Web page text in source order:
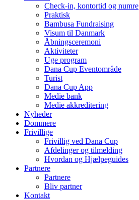
Check-in, kontortid og numre
Praktisk
Bambusa Fundraising
Visum til Danmark
Åbningsceremoni
Aktiviteter
Uge program
Dana Cup Eventområde
Turist
Dana Cup App
Medie bank
Medie akkreditering
Nyheder
Dommere
Frivillige
Frivillig ved Dana Cup
Afdelinger og tilmelding
Hvordan og Hjælpeguides
Partnere
Partnere
Bliv partner
Kontakt